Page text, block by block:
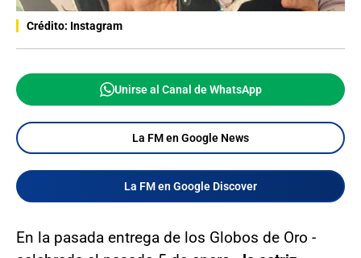
Crédito: Instagram
Unirse al Canal de WhatsApp
La FM en Google News
La FM en Google Discover
En la pasada entrega de los Globos de Oro -